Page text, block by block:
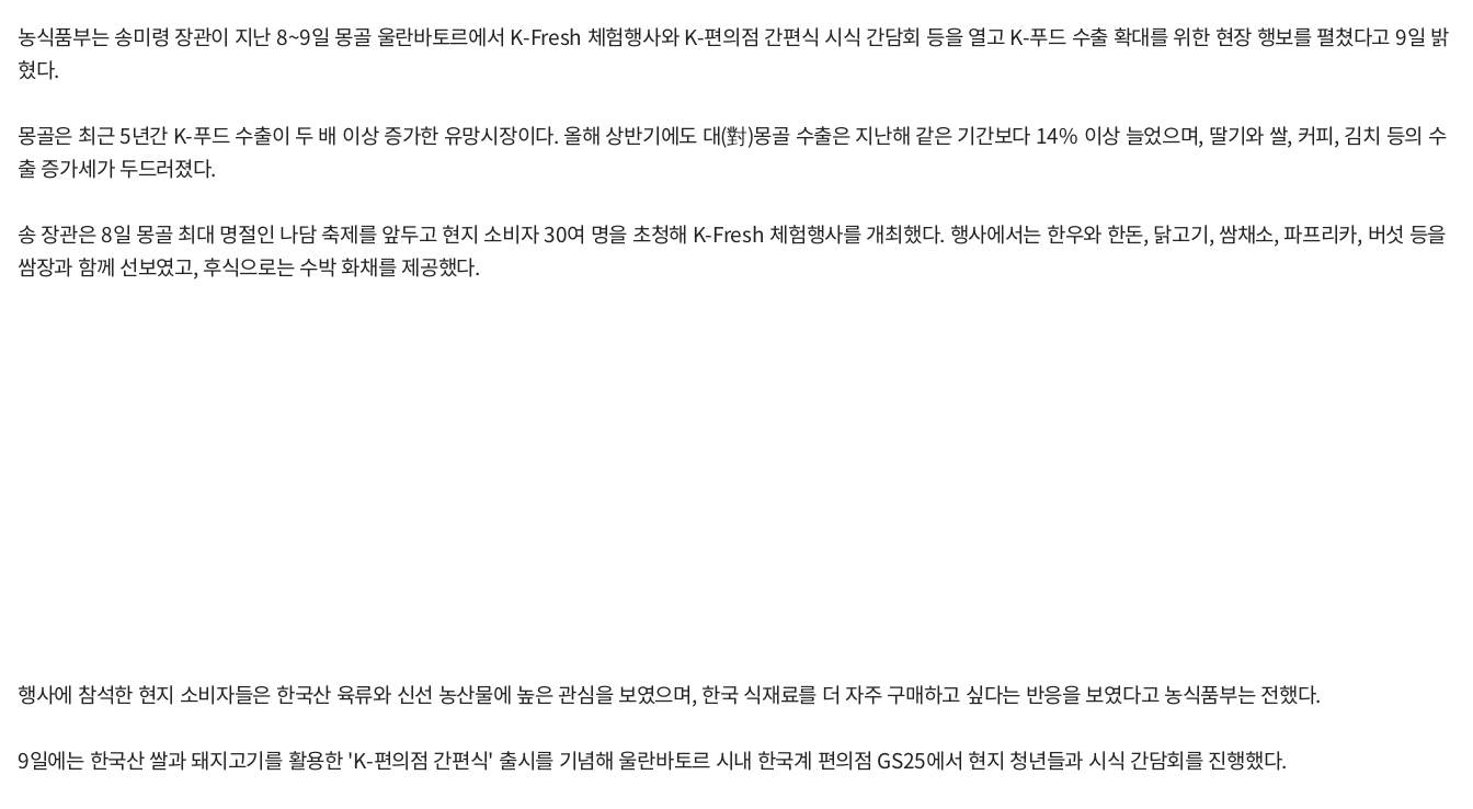
농식품부는 송미령 장관이 지난 8~9일 몽골 울란바토르에서 K-Fresh 체험행사와 K-편의점 간편식 시식 간담회 등을 열고 K-푸드 수출 확대를 위한 현장 행보를 펼쳤다고 9일 밝
혔다.
몽골은 최근 5년간 K-푸드 수출이 두 배 이상 증가한 유망시장이다. 올해 상반기에도 대(對)몽골 수출은 지난해 같은 기간보다 14% 이상 늘었으며, 딸기와 쌀, 커피, 김치 등의 수
출 증가세가 두드러졌다.
송 장관은 8일 몽골 최대 명절인 나담 축제를 앞두고 현지 소비자 30여 명을 초청해 K-Fresh 체험행사를 개최했다. 행사에서는 한우와 한돈, 닭고기, 쌈채소, 파프리카, 버섯 등을
쌈장과 함께 선보였고, 후식으로는 수박 화채를 제공했다.
행사에 참석한 현지 소비자들은 한국산 육류와 신선 농산물에 높은 관심을 보였으며, 한국 식재료를 더 자주 구매하고 싶다는 반응을 보였다고 농식품부는 전했다.
9일에는 한국산 쌀과 돼지고기를 활용한 'K-편의점 간편식' 출시를 기념해 울란바토르 시내 한국계 편의점 GS25에서 현지 청년들과 시식 간담회를 진행했다.